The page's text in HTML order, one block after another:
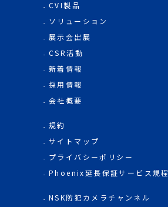
CVI製品
ソリューション
展示会出展
CSR活動
新着情報
採用情報
会社概要
規約
サイトマップ
プライバシーポリシー
Phoenix延長保証サービス規程
NSK防犯カメラチャンネル